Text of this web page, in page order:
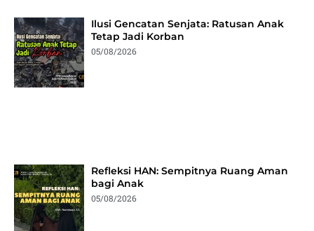
Ilusi Gencatan Senjata: Ratusan Anak
Tetap Jadi Korban
05/08/2026
Refleksi HAN: Sempitnya Ruang Aman
bagi Anak
05/08/2026